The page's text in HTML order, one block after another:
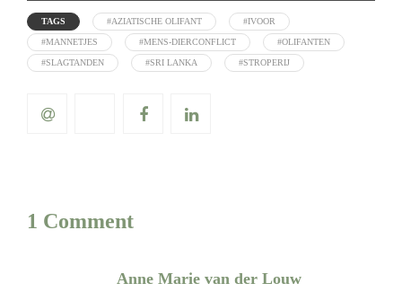
TAGS #AZIATISCHE OLIFANT #IVOOR
#MANNETJES #MENS-DIERCONFLICT #OLIFANTEN
#SLAGTANDEN #SRI LANKA #STROPERIJ
1 Comment
Anne Marie van der Louw